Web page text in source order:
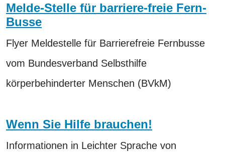
Melde-Stelle für barriere-freie Fern-
Busse
Flyer Meldestelle für Barrierefreie Fernbusse
vom Bundesverband Selbsthilfe
körperbehinderter Menschen (BVkM)
Wenn Sie Hilfe brauchen!
Informationen in Leichter Sprache von